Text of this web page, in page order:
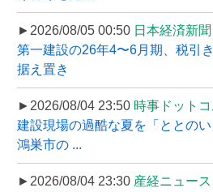
►2026/08/05 00:50 日本経済新聞
第一建設の26年4〜6月期、税引
据え置き
►2026/08/04 23:50 時事ドットコ
建設現場の過酷な夏を「ととの
鴻巣市の ...
►2026/08/04 23:30 産経ニュース